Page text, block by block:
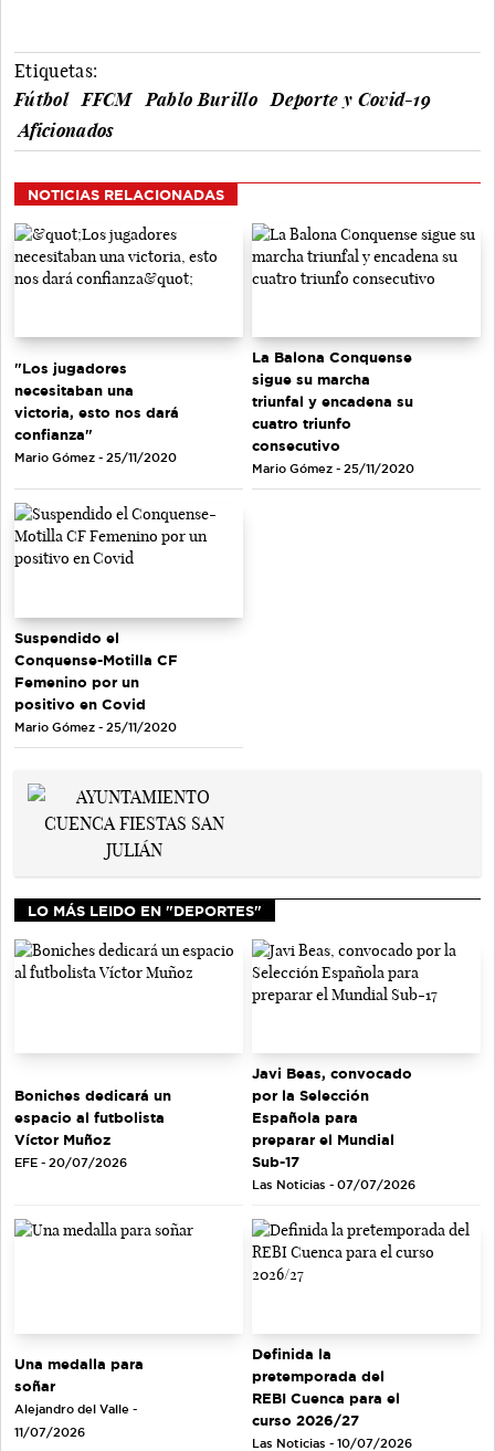
Etiquetas:
Fútbol
FFCM Pablo Burillo
Deporte y Covid-19
Aficionados
NOTICIAS RELACIONADAS
"Los jugadores
necesitaban una
victoria, esto nos dará
confianza"
Mario Gómez - 25/11/2020
La Balona Conquense
sigue su marcha
triunfal y encadena su
cuatro triunfo
consecutivo
Mario Gómez - 25/11/2020
Suspendido el
Conquense-Motilla CF
Femenino por un
positivo en Covid
Mario Gómez - 25/11/2020
LO MÁS LEIDO EN "DEPORTES"
Boniches dedicará un
espacio al futbolista
Víctor Muñoz
EFE - 20/07/2026
Javi Beas, convocado
por la Selección
Española para
preparar el Mundial
Sub-17
Las Noticias - 07/07/2026
Una medalla para
soñar
Alejandro del Valle -
11/07/2026
Definida la
pretemporada del
REBI Cuenca para el
curso 2026/27
Las Noticias - 10/07/2026